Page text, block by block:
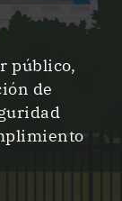
público,
de